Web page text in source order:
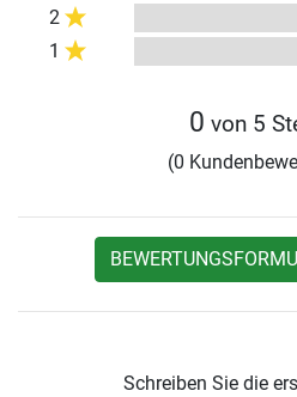
2
1
0 von 5
(0
Schreiben Sie die